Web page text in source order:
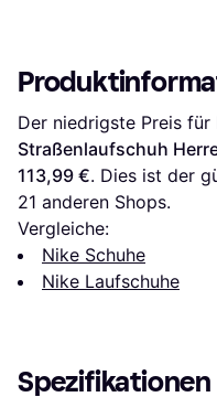
Der niedrigste Preis für
Straßenlaufschuh
113,99 €
21 anderen Shops.
Vergleiche:
Nike Schuhe
Nike Laufschuhe
Spezifikationen